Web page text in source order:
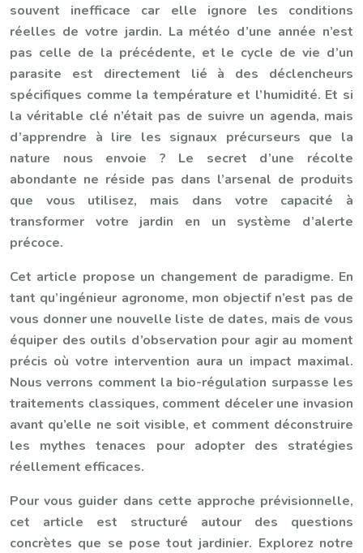
souvent inefficace car elle ignore les conditions
réelles de votre jardin. La météo d’une année n’est
pas celle de la précédente, et le cycle de vie d’un
parasite est directement lié à des déclencheurs
spécifiques comme la température et l’humidité. Et si
la véritable clé n’était pas de suivre un agenda, mais
d’apprendre à lire les signaux précurseurs que la
nature nous envoie ? Le secret d’une récolte
abondante ne réside pas dans l’arsenal de produits
que vous utilisez, mais dans votre capacité à
transformer votre jardin en un système d’alerte
précoce.
Cet article propose un changement de paradigme. En
tant qu’ingénieur agronome, mon objectif n’est pas de
vous donner une nouvelle liste de dates, mais de vous
équiper des outils d’observation pour agir au moment
précis où votre intervention aura un impact maximal.
Nous verrons comment la bio-régulation surpasse les
traitements classiques, comment déceler une invasion
avant qu’elle ne soit visible, et comment déconstruire
les mythes tenaces pour adopter des stratégies
réellement efficaces.
Pour vous guider dans cette approche prévisionnelle,
cet article est structuré autour des questions
concrètes que se pose tout jardinier. Explorez notre